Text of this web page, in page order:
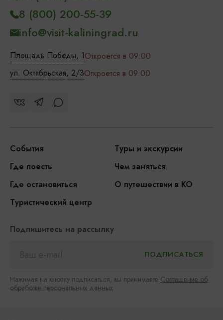
Площадь Победы, 1Откроется в 09:00
ул. Октябрьская, 2/3Откроется в 09:00
8 (800) 200-55-39
info@visit-kaliningrad.ru
События
Туры и экскурсии
Где поесть
Чем заняться
Где остановиться
О путешествии в КО
Туристический центр
Подпишитесь на рассылку
Нажимая на кнопку подписаться, вы принимаете Соглашение об
обработке персональных данных